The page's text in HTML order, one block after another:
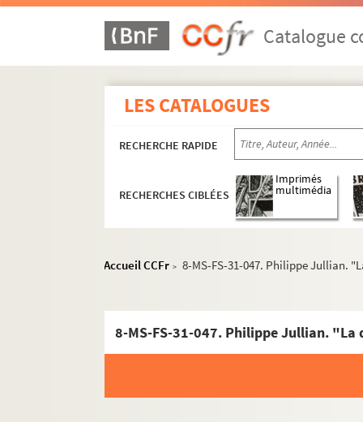
Catalogue
LES CATALOGUES
RECHERCHE RAPIDE
RECHERCHES CIBLÉES
Imprimés
multimédia
Accueil CCFr > 8-MS-FS-31-047. Philippe Jullian.
8-MS-FS-31-047. Philippe Jullian.
Oeuvres littéraires
Nouvelles
Pièces de théâtre inédites
Articles de journaux et chroniques